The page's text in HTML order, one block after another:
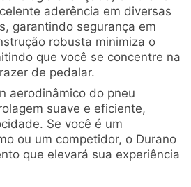
aderência em diversas
garantindo segurança em
robusta minimiza o
que você se concentre na
de pedalar.
aerodinâmico do pneu
suave e eficiente,
Se você é um
ou um competidor, o Durano
que elevará sua experiência